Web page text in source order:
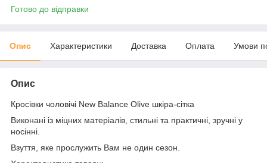
Готово до відправки
Опис Характеристики Доставка Оплата Умови
Опис
Кросівки чоловічі New Balance Olive шкіра-сітка
Виконані із міцних матеріалів, стильні та практичні, зручні у
носінні.
Взуття, яке прослужить Вам не один сезон.